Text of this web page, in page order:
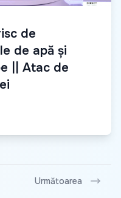
de
de apă și
|| Atac de
Următoarea